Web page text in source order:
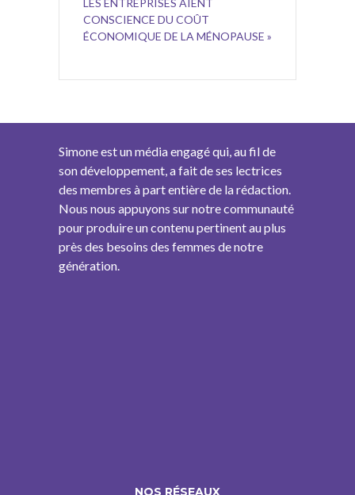
LES ENTREPRISES AIENT
CONSCIENCE DU COÛT
ÉCONOMIQUE DE LA MÉNOPAUSE »
Simone est un média engagé qui, au fil de
son développement, a fait de ses lectrices
des membres à part entière de la rédaction.
Nous nous appuyons sur notre communauté
pour produire un contenu pertinent au plus
près des besoins des femmes de notre
génération.
NOS RÉSEAUX